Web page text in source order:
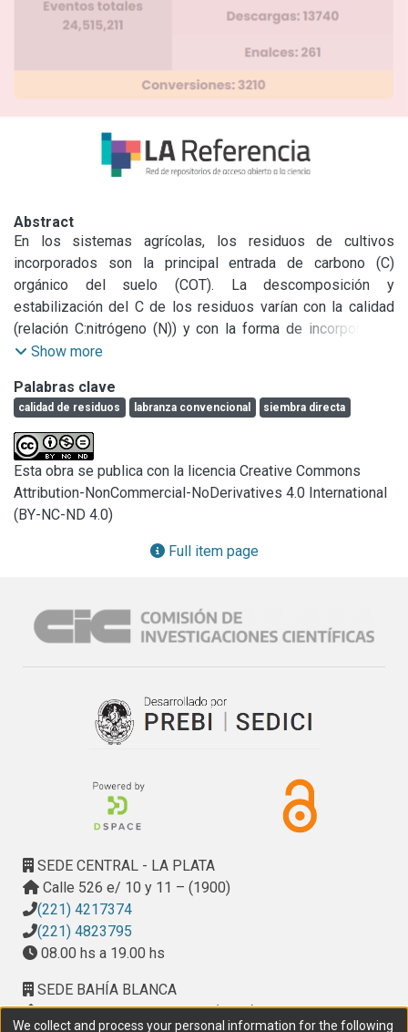
Abstract
En los sistemas agrícolas, los residuos de cultivos
incorporados son la principal entrada de carbono (C)
orgánico del suelo (COT). La descomposición y
estabilización del C de los residuos varían con la calidad
(relación C:nitrógeno (N)) y con la forma de incorporación
(i.e siembra directa, SD, o labranza convencional, LC). El
orgánico durante la incorporación de residuos de cosecha
de distinta calidad a dos fracciones del COT (C orgánico
particulado (COP, &gt; 53 μm) y asociado a la fracción
mineral (COA, &gt;53 μm)) bajo SD y LC. Residuos de maíz
(alta relación C:N) y soja (baja relación C:N) fueron
incorporados al suelo o dejados en superficie, simulando
LC y SD, respectivamente. Se determinaron los contenidos
de COT, COA y COP cada dos meses, durante un año. En
superior durante gran parte del experimento en las
situaciones en que se utilizó residuo de maíz. El COA
aportado. Luego de un año desde el aporte de los residuos,
se hallaron algunas diferencias en el COP, pero no hubo
diferencias ni en COT ni en COA respecto al valor inicial
residuos de cosecha al suelo no generó cambios en el COT
en el plazo estudiado, pero sí modificó temporalmente la
distribución del C en sus fracciones.
Show more
Palabras clave
calidad de residuos labranza convencional siembra directa
Esta obra se publica con la licencia Creative Commons
Attribution-NonCommercial-NoDerivatives 4.0 International
(BY-NC-ND 4.0)
Full item page
SEDE CENTRAL - LA PLATA
Calle 526 e/ 10 y 11 – (1900)
(221) 4217374
(221) 4823795
08.00 hs a 19.00 hs
SEDE BAHÍA BLANCA
Calle Ciudad de Cali 320 – (8000). Universidad
We collect and process your personal information for the following